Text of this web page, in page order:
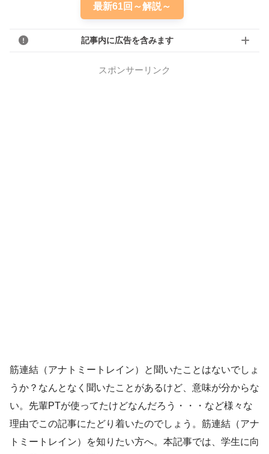
最新61回～解説～
記事内に広告を含みます
スポンサーリンク
筋連結（アナトミートレイン）と聞いたことはないでしょ
うか？なんとなく聞いたことがあるけど、意味が分からな
い。先輩PTが使ってたけどなんだろう・・・など様々な
理由でこの記事にたどり着いたのでしょう。筋連結（アナ
トミートレイン）を知りたい方へ。本記事では、学生に向